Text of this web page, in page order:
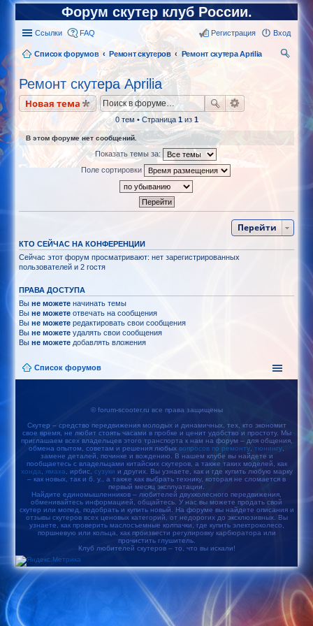
Форум скутер клуб России.
Ссылки FAQ Вход
Регистрация
Список форумов Ремонт скутеров
Ремонт скутера Aprilia
Ремонт скутера Aprilia
Новая тема
0 тем • Страница 1из 1
В этом форуме нет сообщений.
Показать темы за:
Поле сортировки
Перейти
КТО СЕЙЧАС НА КОНФЕРЕНЦИИ
Сейчас этот форум просматривают: нет зарегистрированных
пользователей и 2 гостя
ПРАВА ДОСТУПА
Выне можете начинать темы
Выне можете отвечать на сообщения
Выне можете редактировать свои сообщения
Выне можете удалять свои сообщения
Выне можете добавлять вложения
Список форумов
© forum-scooter.ru все права защищены
Скутер – средство передвижения молодых и динамичных, тех, кто экономит
свое время, не любит стоять часами в пробке и ценит удобство и простоту. Мы
приглашаем всех владельцев этого транспорта к нам на форум – для общения,
обмена опытом, советам и решения любых вопросов по ремонту тюнингу
замене деталей, починке и вождению. В нашем клубе вы найдете и
пообщаетесь с владельцами китайских скутеров, а также таких моделей, как
хонда
ямаха , ирбис, сузуки и других. Вы узнаете, как и где купить любую марку
– как новых, так и б. у., а также как выбрать технику, которая не сломается в
первый месяц эксплуатации.
Найдите единомышленников – любителей двухколесного передвижения,
обменивайтесь информацией, общайтесь. У нас вы можете продать свой
скутер или мопед, подобрать и купить новый. На форуме вы найдете описания и
отзывы скутеров всех ценовых категорий, от недорогих до эксклюзивных. Вы
узнаете, как проверить маслосъемные колпачки, где купить электроколесо,
поршневую или кольца, как произвести регулировку карбюратора или
прочистить глушитель.
Клуб любителей скутеров – то, что вы искали!